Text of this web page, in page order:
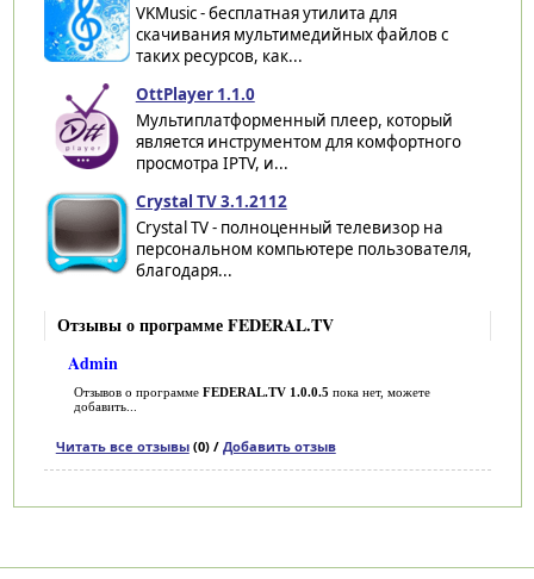
VKMusic - бесплатная утилита для
скачивания мультимедийных файлов с
таких ресурсов, как...
OttPlayer 1.1.0
Мультиплатформенный плеер, который
является инструментом для комфортного
просмотра IPTV, и...
Crystal TV 3.1.2112
Crystal TV - полноценный телевизор на
персональном компьютере пользователя,
благодаря...
Отзывы о программе FEDERAL.TV
Admin
Отзывов о программе FEDERAL.TV 1.0.0.5 пока нет, можете
добавить...
Читать все отзывы(0) / Добавить отзыв